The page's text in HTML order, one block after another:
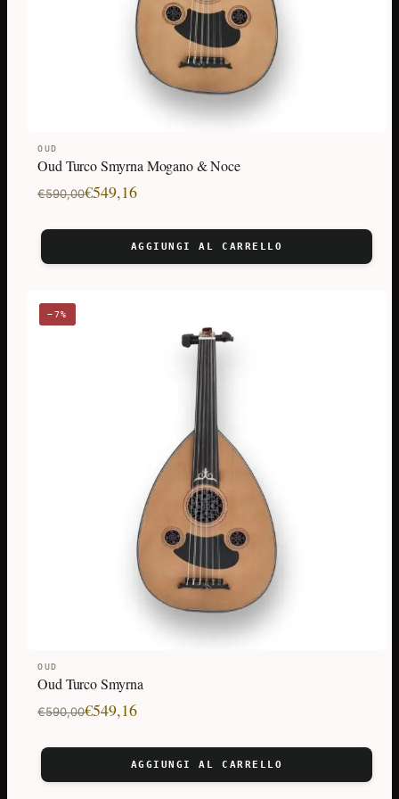
OUD
Oud Turco Smyrna Mogano & Noce
€590,00
Il
originale
era:
€549,16
Il
attuale
è:
AGGIUNGI AL CARRELLO
−7%
OUD
Oud Turco Smyrna
€590,00
Il
originale
era:
€549,16
Il
attuale
è:
AGGIUNGI AL CARRELLO